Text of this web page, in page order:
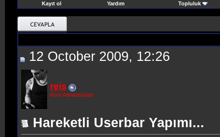
Kayıt ol Yardım Topluluk
12 October 2009, 12:26
reis
Root Administrator
Hareketli Userbar Yapımı...